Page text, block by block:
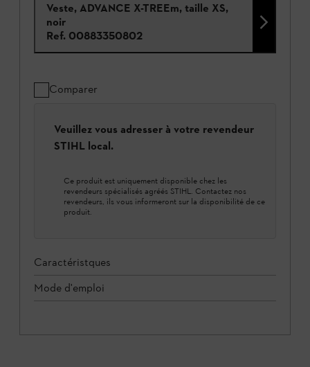
Veste, ADVANCE X-TREEm, taille XS,
noir
Ref. 00883350802
Comparer
Veuillez vous adresser à votre revendeur
STIHL local.
Ce produit est uniquement disponible chez les
revendeurs spécialisés agréés STIHL. Contactez nos
revendeurs, ils vous informeront sur la disponibilité de ce
produit.
Caractéristques
Mode d'emploi